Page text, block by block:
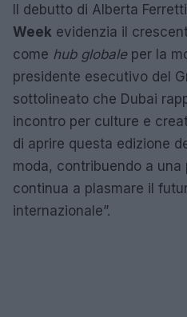
Il debutto di Alberta
Week evidenzia il
come hub globaleper la
presidente esecutivo del
sottolineato che Dubai
incontro per culture e
di aprire questa edizione
moda, contribuendo a
continua a plasmare il
internazionale”.